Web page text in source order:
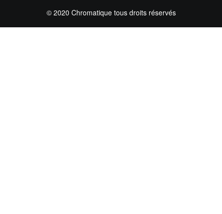
© 2020 Chromatique tous droits réservés